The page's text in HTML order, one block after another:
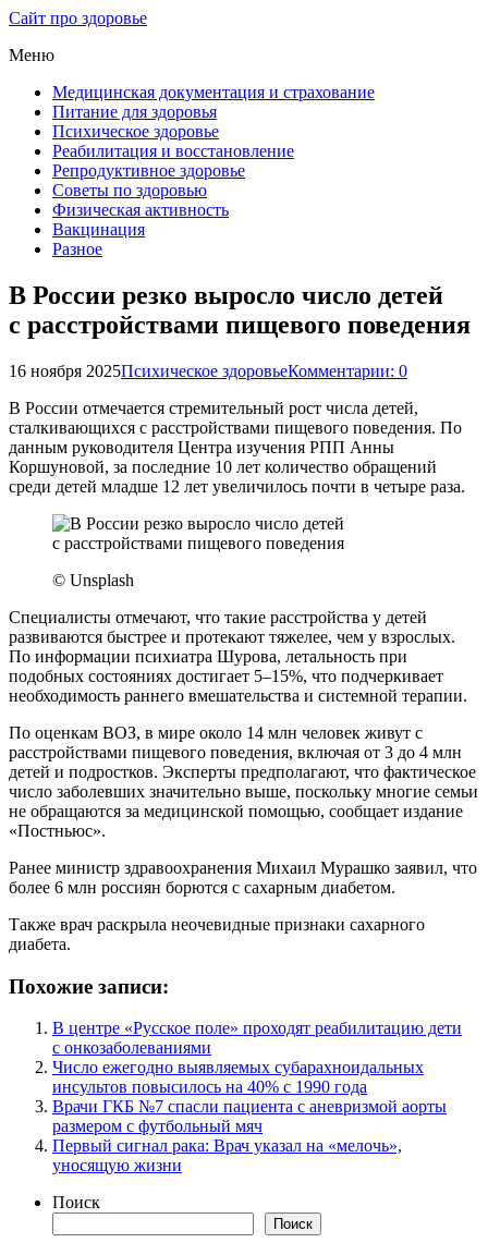
Сайт про здоровье
Меню
Медицинская документация и страхование
Питание для здоровья
Психическое здоровье
Реабилитация и восстановление
Репродуктивное здоровье
Советы по здоровью
Физическая активность
Вакцинация
Разное
В России резко выросло число детей
с расстройствами пищевого поведения
16 ноября 2025Психическое здоровьеКомментарии: 0
В России отмечается стремительный рост числа детей,
сталкивающихся с расстройствами пищевого поведения. По
данным руководителя Центра изучения РПП Анны
Коршуновой, за последние 10 лет количество обращений
среди детей младше 12 лет увеличилось почти в четыре раза.
© Unsplash
Специалисты отмечают, что такие расстройства у детей
развиваются быстрее и протекают тяжелее, чем у взрослых.
По информации психиатра Шурова, летальность при
подобных состояниях достигает 5–15%, что подчеркивает
необходимость раннего вмешательства и системной терапии.
По оценкам ВОЗ, в мире около 14 млн человек живут с
расстройствами пищевого поведения, включая от 3 до 4 млн
детей и подростков. Эксперты предполагают, что фактическое
число заболевших значительно выше, поскольку многие семьи
не обращаются за медицинской помощью, сообщает издание
«Постньюс».
Ранее министр здравоохранения Михаил Мурашко заявил, что
более 6 млн россиян борются с сахарным диабетом.
Также врач раскрыла неочевидные признаки сахарного
диабета.
Похожие записи:
В центре «Русское поле» проходят реабилитацию дети
с онкозаболеваниями
Число ежегодно выявляемых субарахноидальных
инсультов повысилось на 40% с 1990 года
Врачи ГКБ №7 спасли пациента с аневризмой аорты
размером с футбольный мяч
Первый сигнал рака: Врач указал на «мелочь»,
уносящую жизни
Поиск
Поиск